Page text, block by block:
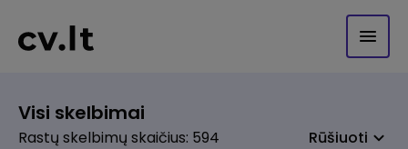
Visi skelbimai
Rastų skelbimų skaičius: 594 Rūšiuoti